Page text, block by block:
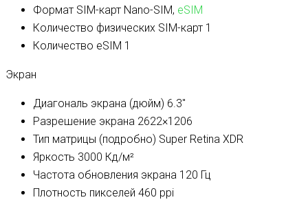
Формат SIM-карт Nano-SIM, eSIM
Количество физических SIM-карт 1
Количество eSIM 1
Экран
Диагональ экрана (дюйм) 6.3″
Разрешение экрана 2622×1206
Тип матрицы (подробно) Super Retina XDR
Яркость 3000 Кд/м²
Частота обновления экрана 120 Гц
Плотность пикселей 460 ppi